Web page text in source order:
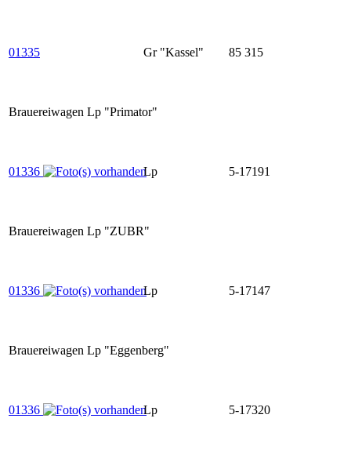
01335 Gr "Kassel" 85 315
Brauereiwagen Lp "Primator"
01336 Lp 5-17191
Brauereiwagen Lp "ZUBR"
01336 Lp 5-17147
Brauereiwagen Lp "Eggenberg"
01336 Lp 5-17320